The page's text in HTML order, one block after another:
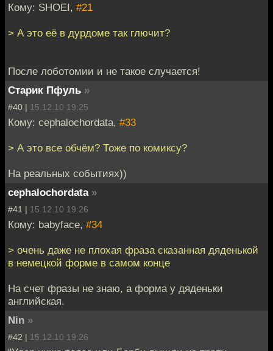
Кому: SHOEI, #21
> А это её в дурдоме так глючит?
После лоботомии и не такое случается!
Старик Пфуль »
#40 | 15.12.10 19:25
Кому: cephalochordata, #33
> А это все обчём? Тоже по комиксу?
На реальных событиях))
cephalochordata »
#41 | 15.12.10 19:26
Кому: babyface, #34
> очень даже не плохая фраза сказанная дяденькой
в немецкой форме в самом конце
На счет фразы не знаю, а форма у дяденьки
английская.
Nin »
#42 | 15.12.10 19:26